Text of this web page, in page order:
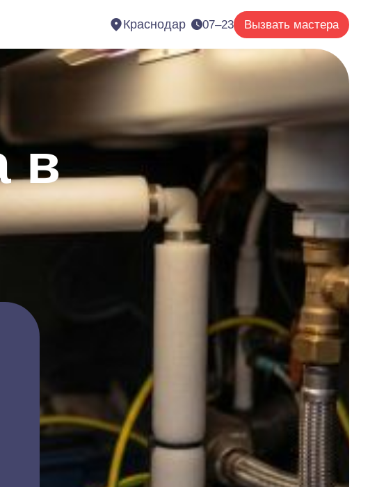
Краснодар 07–23 Вызвать мастера
в